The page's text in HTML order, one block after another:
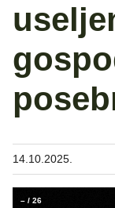
14.10.2025.
– / 26